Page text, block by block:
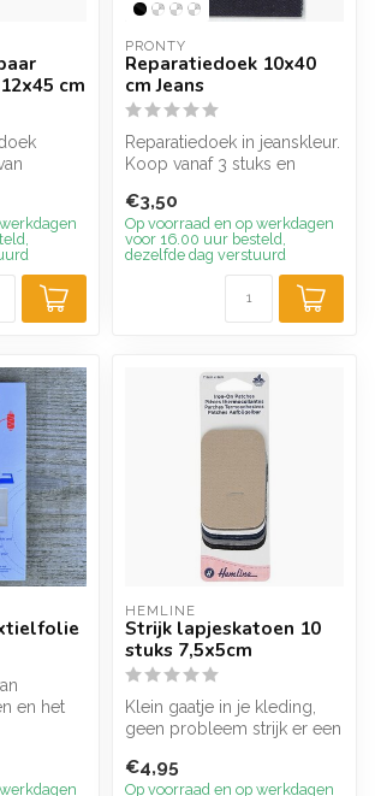
cm
PRONTY
Reparatiedoek 10x40
cm Jeans
Reparatiedoek in jeanskleur.
Koop vanaf 3 stuks en
ko...
€3,50
Op voorraad en op werkdagen
voor 16.00 uur besteld,
dezelfde dag verstuurd
en het
HEMLINE
Strijk lapjeskatoen 10
stuks 7,5x5cm
Klein gaatje in je kleding,
geen probleem strijk er een
€4,95
Op voorraad en op werkdagen